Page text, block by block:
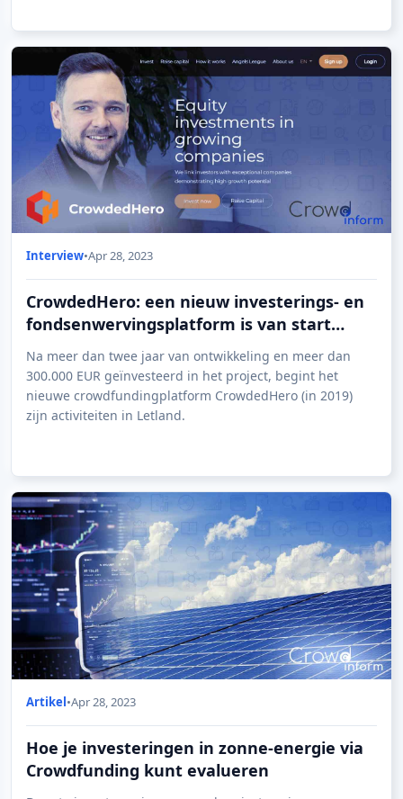
Interview•Apr 28, 2023
CrowdedHero: een nieuw investerings- en
fondsenwervingsplatform is van start
gegaan in Letland
Na meer dan twee jaar van ontwikkeling en meer dan
300.000 EUR geïnvesteerd in het project, begint het
nieuwe crowdfundingplatform CrowdedHero (in 2019)
zijn activiteiten in Letland.
Artikel•Apr 28, 2023
Hoe je investeringen in zonne-energie via
Crowdfunding kunt evalueren